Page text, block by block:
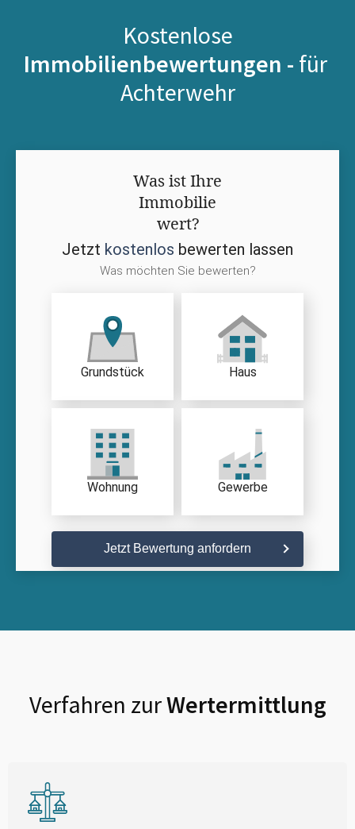
Kostenlose
Immobilienbewertungen - für
Achterwehr
Was ist Ihre
Immobilie
wert?
Jetzt kostenlos bewerten lassen
Was möchten Sie bewerten?
Grundstück Haus
Wohnung Gewerbe
Jetzt Bewertung anfordern
Verfahren zurWertermittlung